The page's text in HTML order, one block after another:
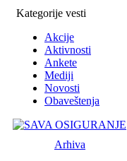
Kategorije vesti
Akcije
Aktivnosti
Ankete
Mediji
Novosti
Obaveštenja
Arhiva